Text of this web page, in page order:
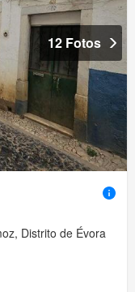
12 Fotos
Distrito de Évora